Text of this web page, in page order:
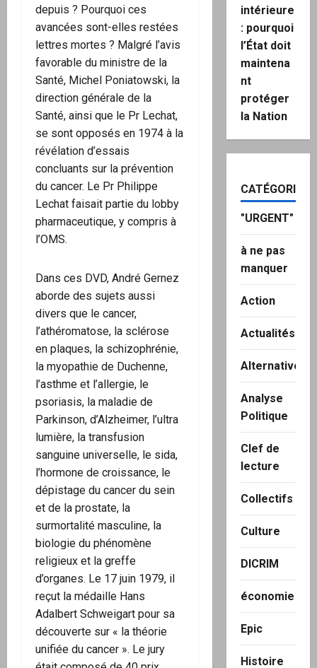
depuis ? Pourquoi ces
avancées sont-elles restées
lettres mortes ? Malgré l’avis
favorable du ministre de la
Santé, Michel Poniatowski, la
direction générale de la
Santé, ainsi que le Pr Lechat,
se sont opposés en 1974 à la
révélation d’essais
concluants sur la prévention
du cancer. Le Pr Philippe
Lechat faisait partie du lobby
pharmaceutique, y compris à
l’OMS.
Dans ces DVD, André Gernez
aborde des sujets aussi
divers que le cancer,
l’athéromatose, la sclérose
en plaques, la schizophrénie,
la myopathie de Duchenne,
l’asthme et l’allergie, le
psoriasis, la maladie de
Parkinson, d’Alzheimer, l’ultra
lumière, la transfusion
sanguine universelle, le sida,
l’hormone de croissance, le
dépistage du cancer du sein
et de la prostate, la
surmortalité masculine, la
biologie du phénomène
religieux et la greffe
d’organes. Le 17 juin 1979, il
reçut la médaille Hans
Adalbert Schweigart pour sa
découverte sur « la théorie
unifiée du cancer ». Le jury
intérieure
: pourquoi
l’État doit
maintena
nt
protéger
la Nation
CATÉGORIES
"URGENT"
à ne pas
manquer
Action
Actualités
Alternatives
Analyse
Politique
Clef de
lecture
Collectifs
Culture
DICRIM
économie
Epic
Histoire